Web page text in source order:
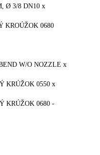
10 M, Ø 3/8 DN10 x
KROÚŽOK 0680
ERGO SADA x
BEND W/O NOZZLE x
KRÚŽOK 0550 x
KRÚŽOK 0680 -